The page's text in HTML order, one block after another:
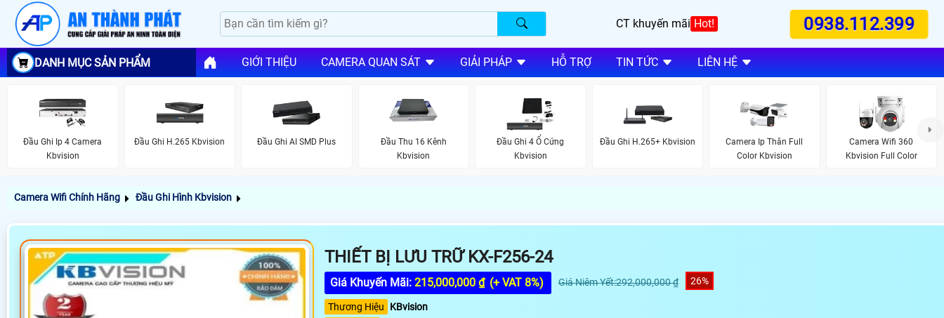
CT khuyến mãi Hot! 0938.112.399
DANH MỤC SẢN PHẨM GIỚI THIỆU CAMERA QUAN SÁT GIẢI PHÁP HỖ TRỢ TIN TỨC LIÊN HỆ
Đầu Ghi Ip 4 Camera
Kbvision
Đầu Ghi H.265 Kbvision Đầu Ghi AI SMD Plus
Đầu Thu 16 Kênh
Kbvision
Đầu Ghi 4 Ổ Cứng
Kbvision
Đầu Ghi H.265+ Kbvision
Camera Ip Thân Full
Color Kbvision
Camera Wifi 360
Kbvision Full Color
Camera Wifi Chính Hãng Đầu Ghi Hình Kbvision
THIẾT BỊ LƯU TRỮ KX-F256-24
Giá Khuyến Mãi: 215,000,000 ₫ (+ VAT 8%) Giá Niêm Yết:292,000,000 ₫ 26%
Thương Hiệu
KBvision